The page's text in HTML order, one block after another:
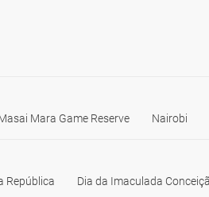
Mara Game Reserve Nairobi
República Dia da Imaculada